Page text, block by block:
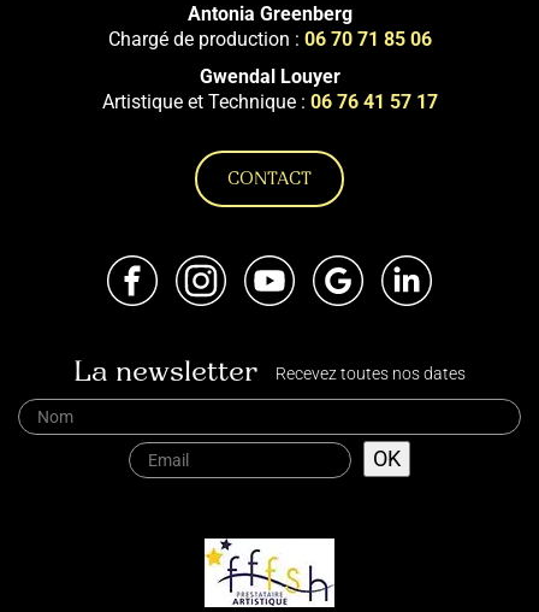
Antonia Greenberg
Chargé de production : 06 70 71 85 06
Gwendal Louyer
Artistique et Technique : 06 76 41 57 17
CONTACT
FacebookInstagramYoutube Google
La newsletter Recevez toutes nos dates